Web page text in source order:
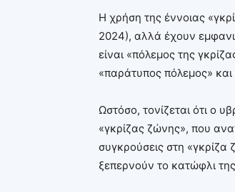
Η χρήση της έννοιας
2024), αλλά έχουν
είναι «πόλεμος της
«παράτυπος πόλεμος»
Ωστόσο, τονίζεται ότι ο
«γκρίζας ζώνης», που
συγκρούσεις στη «γκρίζα
ξεπερνούν το κατώφλι της